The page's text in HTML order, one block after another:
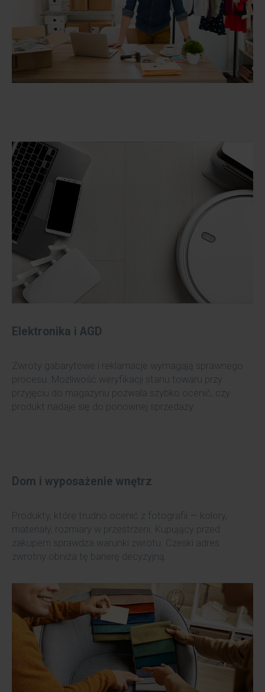
Elektronika i AGD
Zwroty gabarytowe i reklamacje wymagają sprawnego
procesu. Możliwość weryfikacji stanu towaru przy
przyjęciu do magazynu pozwala szybko ocenić, czy
produkt nadaje się do ponownej sprzedaży.
Dom i wyposażenie wnętrz
Produkty, które trudno ocenić z fotografii — kolory,
materiały, rozmiary w przestrzeni. Kupujący przed
zakupem sprawdza warunki zwrotu. Czeski adres
zwrotny obniża tę barierę decyzyjną.